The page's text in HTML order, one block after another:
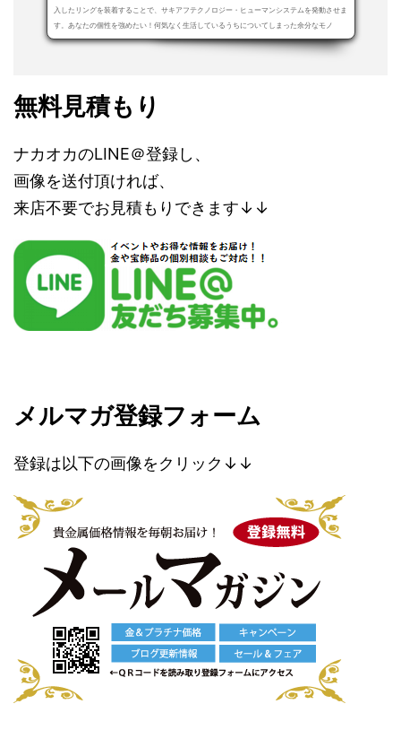
入したリングを装着することで、サキアフテクノロジー・ヒューマンシステムを発動させま
す。あなたの個性を強めたい！何気なく生活しているうちについてしまった余分なモノ
（ノ...
無料見積もり
ナカオカのLINE＠登録し、
画像を送付頂ければ、
来店不要でお見積もりできます↓↓
メルマガ登録フォーム
登録は以下の画像をクリック↓↓